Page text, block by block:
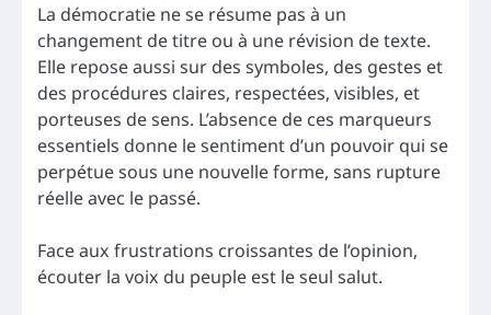
La démocratie ne se résume pas à un
changement de titre ou à une révision de texte.
Elle repose aussi sur des symboles, des gestes et
des procédures claires, respectées, visibles, et
porteuses de sens. L’absence de ces marqueurs
essentiels donne le sentiment d’un pouvoir qui se
perpétue sous une nouvelle forme, sans rupture
réelle avec le passé.
Face aux frustrations croissantes de l’opinion,
écouter la voix du peuple est le seul salut.